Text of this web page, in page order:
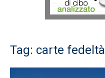
Tag: carte fedeltà